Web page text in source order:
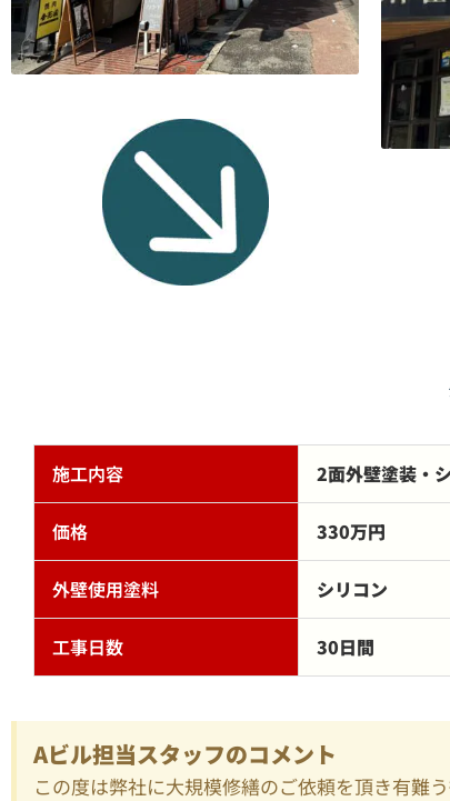
施工内容 2面外壁塗装・
価格 330万円
外壁使用塗料 シリコン
工事日数 30日間
Aビル担当スタッフのコメント
この度は弊社に大規模修繕のご依頼を頂き有難